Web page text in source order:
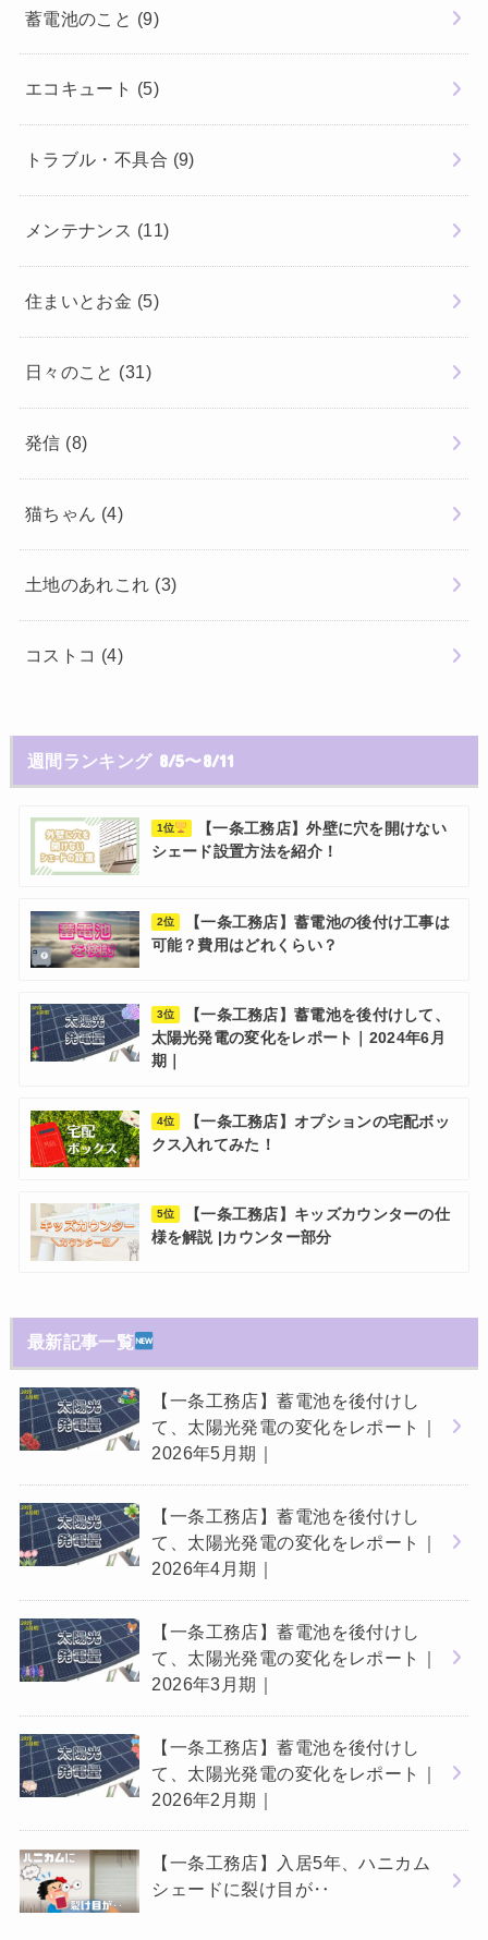
蓄電池のこと (9)
エコキュート (5)
トラブル・不具合 (9)
メンテナンス (11)
住まいとお金 (5)
日々のこと (31)
発信 (8)
猫ちゃん (4)
土地のあれこれ (3)
コストコ (4)
週間ランキング 8/5〜8/11
1位
【一条工務店】外壁に穴を開けない
シェード設置方法を紹介！
2位
【一条工務店】蓄電池の後付け工事は
可能？費用はどれくらい？
3位
【一条工務店】蓄電池を後付けして、
太陽光発電の変化をレポート｜2024年6月
期｜
4位
【一条工務店】オプションの宅配ボッ
クス入れてみた！
5位
【一条工務店】キッズカウンターの仕
様を解説 |カウンター部分
最新記事一覧
【一条工務店】蓄電池を後付けし
て、太陽光発電の変化をレポート｜
2026年5月期｜
【一条工務店】蓄電池を後付けし
て、太陽光発電の変化をレポート｜
2026年4月期｜
【一条工務店】蓄電池を後付けし
て、太陽光発電の変化をレポート｜
2026年3月期｜
【一条工務店】蓄電池を後付けし
て、太陽光発電の変化をレポート｜
2026年2月期｜
【一条工務店】入居5年、ハニカム
シェードに裂け目が‥